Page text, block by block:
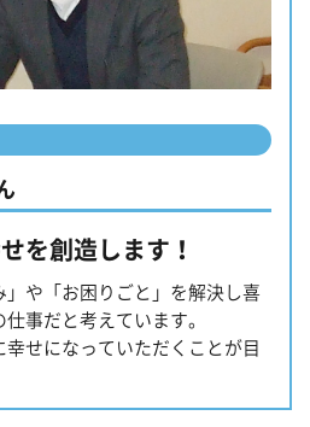
を創造します！
や「お困りごと」を解決し喜
事だと考えています。
せになっていただくことが目